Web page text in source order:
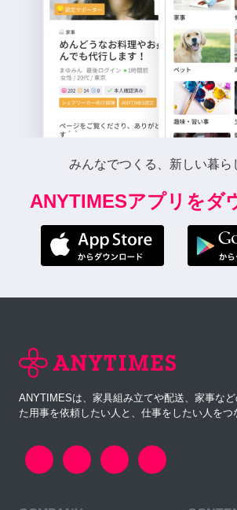
みんなでつくる、新しい暮ら
ANYTIMESアプリをダ
ANYTIMESは、家具組み立てや配送、家事な
た用事を依頼したい人と、仕事をしたい人をつ